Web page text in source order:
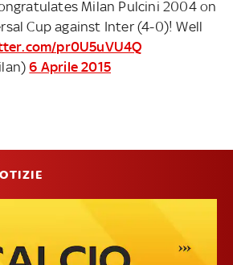
Milan Pulcini 2004 on
Cup against Inter (4-0)! Well
pr0U5uVU4Q
6 Aprile 2015